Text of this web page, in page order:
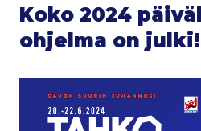
Koko 2024
ohjelma on julki!